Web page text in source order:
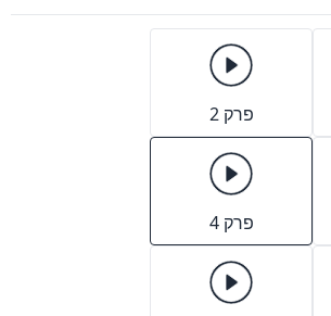
פרק 2
פרק 4